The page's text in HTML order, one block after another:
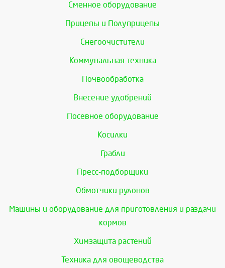
Сменное оборудование
Прицепы и Полуприцепы
Снегоочистители
Коммунальная техника
Почвообработка
Внесение удобрений
Посевное оборудование
Косилки
Грабли
Пресс-подборщики
Обмотчики рулонов
Машины и оборудование для приготовления и раздачи
кормов
Химзащита растений
Техника для овощеводства